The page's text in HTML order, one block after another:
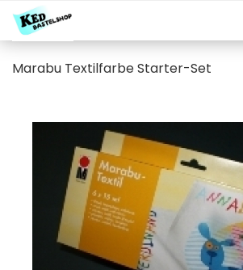
Marabu Textilfarbe Starter-Set